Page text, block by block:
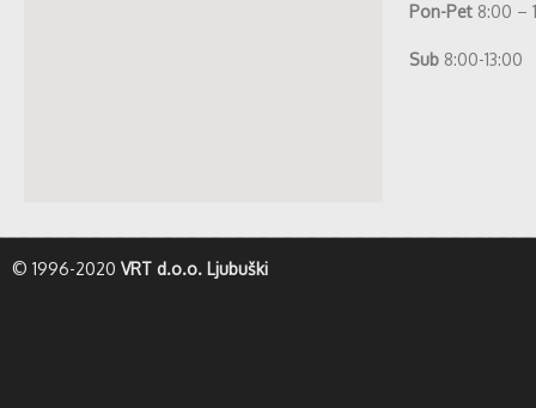
Pon-Pet 8:00 –
Sub 8:00-13:00
© 1996-2020 VRT d.o.o. Ljubuški